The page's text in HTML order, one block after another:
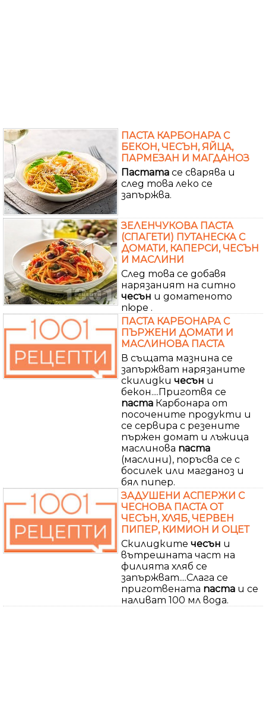
ПАСТА КАРБОНАРА С
БЕКОН, ЧЕСЪН, ЯЙЦА,
ПАРМЕЗАН И МАГДАНОЗ
Пастата се сварява и
след това леко се
запържва.
ЗЕЛЕНЧУКОВА ПАСТА
(СПАГЕТИ) ПУТАНЕСКА С
ДОМАТИ, КАПЕРСИ, ЧЕСЪН
И МАСЛИНИ
След това се добавя
нарязаният на ситно
чесън и доматеното
пюре .
ПАСТА КАРБОНАРА С
ПЪРЖЕНИ ДОМАТИ И
МАСЛИНОВА ПАСТА
В същата мазнина се
запържват нарязаните
скилидки чесън и
бекон....Приготвя се
паста Карбонара от
посочените продукти и
се сервира с резените
пържен домат и лъжица
маслинова паста
(маслини), поръсва се с
босилек или магданоз и
бял пипер.
ЗАДУШЕНИ АСПЕРЖИ С
ЧЕСНОВА ПАСТА ОТ
ЧЕСЪН, ХЛЯБ, ЧЕРВЕН
ПИПЕР, КИМИОН И ОЦЕТ
Скилидките чесън и
вътрешната част на
филията хляб се
запържват....Слага се
приготвената паста и се
наливат 100 мл вода.